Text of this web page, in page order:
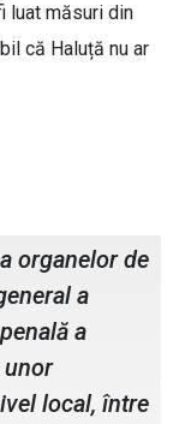
luat măsuri din
că Haluță nu ar
organelor de
a
a
unor
local, între